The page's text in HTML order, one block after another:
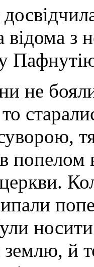
відома з
не
церкви.
й